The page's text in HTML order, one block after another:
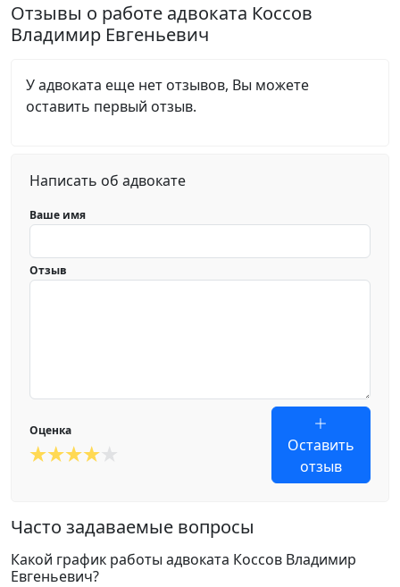
Отзывы о работе адвоката Коссов
Владимир Евгеньевич
У адвоката еще нет отзывов, Вы можете
оставить первый отзыв.
Написать об адвокате
Ваше имя
Отзыв
Оценка
Оставить
отзыв
Часто задаваемые вопросы
Какой график работы адвоката Коссов Владимир
Евгеньевич?